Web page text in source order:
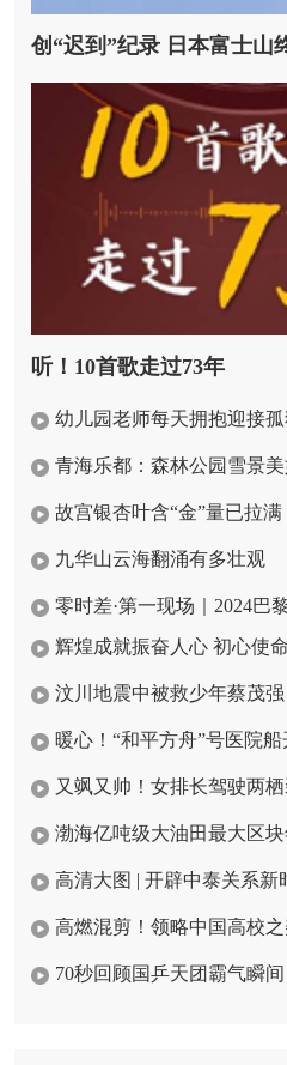
创“迟到”纪录 日本富士山
听！10首歌走过73年
幼儿园老师每天拥抱迎接
青海乐都：森林公园雪景
故宫银杏叶含“金”量已拉满
九华山云海翻涌有多壮观
辉煌成就振奋人心 初心使
汶川地震中被救少年蔡茂
暖心！“和平方舟”号医院
又飒又帅！女排长驾驶两
渤海亿吨级大油田最大区
高清大图 | 开辟中泰关系新
高燃混剪！领略中国高校之
70秒回顾国乒天团霸气瞬间